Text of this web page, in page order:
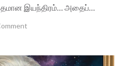
இயந்திரம்… அதைப்…